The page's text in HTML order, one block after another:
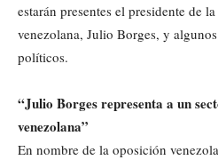
estarán presentes el presidente de
venezolana, Julio Borges, y
políticos.
“Julio Borges representa a un
venezolana”
En nombre de la oposición